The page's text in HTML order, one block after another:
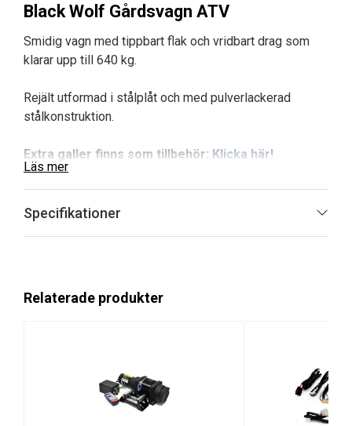
Black Wolf Gårdsvagn ATV
Smidig vagn med tippbart flak och vridbart drag som
klarar upp till 640 kg.
Rejält utformad i stålplåt och med pulverlackerad
stålkonstruktion.
Extra galler finns som tillbehör: Klicka här!
Vid eventuella frågor, välkommen att kontaka oss
Läs mer
Specifikationer
Relaterade produkter